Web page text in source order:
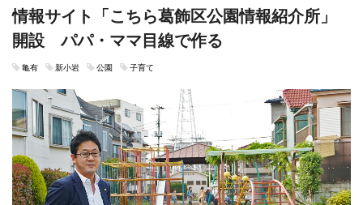
情報サイト「こちら葛飾区公園情報紹介所」
開設 パパ・ママ目線で作る
亀有 新小岩 公園 子育て